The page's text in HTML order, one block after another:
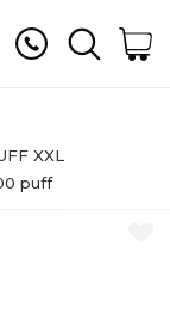
XXL
puff